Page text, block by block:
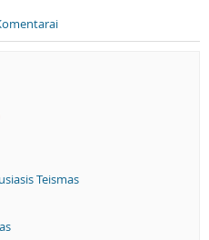
Teismas